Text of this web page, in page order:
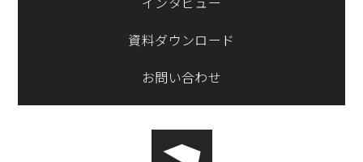
インタビュー
資料ダウンロード
お問い合わせ